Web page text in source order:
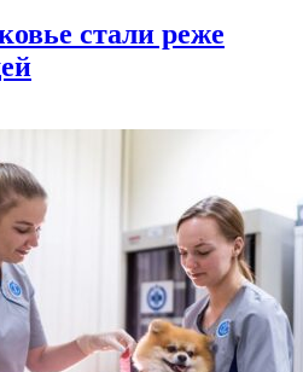
стали реже